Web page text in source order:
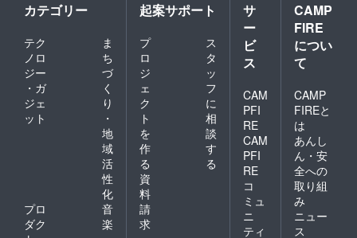
カテゴリー
テク
ノロ
ジー
・ガ
ジェ
ット
ま
ち
づ
く
り
・
地
域
活
性
化
プロ
ダク
音
楽
起案サポート
プ
ロ
ジ
ェ
ク
ト
を
作
る
ス
タ
ッ
フ
に
相
談
す
る
資
料
請
求
サ
ー
ビ
ス
CAM
PFI
RE
CAM
PFI
RE
コ
ミュ
ニ
ティ
CAMP
FIRE
につい
て
CAMP
FIREと
は
あんし
ん・安
全への
取り組
み
ニュー
ス